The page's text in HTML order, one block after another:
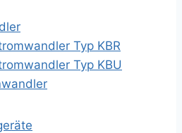
Typ KBR
Typ KBU